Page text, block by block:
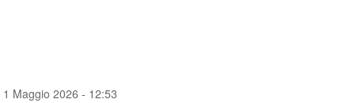
1 Maggio 2026 - 12:53